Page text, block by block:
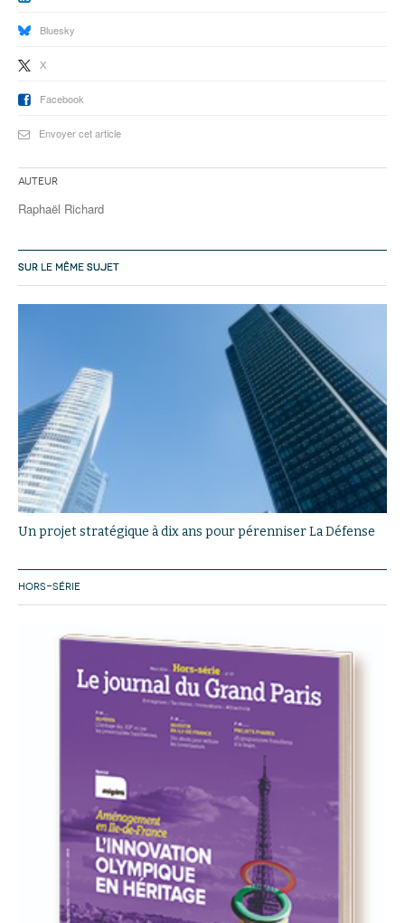
Bluesky
X
Facebook
Envoyer cet article
Auteur
Raphaël Richard
SUR LE MÊME SUJET
Un projet stratégique à dix ans pour pérenniser La Défense
HORS-SÉRIE